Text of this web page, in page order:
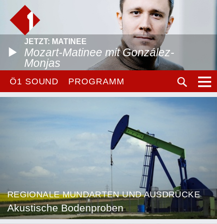
JETZT: MATINEE
Mozart-Matinee mit González-
Monjas
Ö1 SOUND PROGRAMM
REGIONALE MUNDARTEN UND AUSDRÜCKE
Akustische Bodenproben